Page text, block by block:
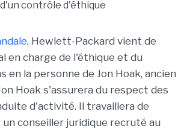
, Hewlett-Packard vient de
en charge de l'éthique et du
la personne de Jon Hoak, ancien
Hoak s'assurera du respect des
d'activité. Il travaillera de
conseiller juridique recruté au